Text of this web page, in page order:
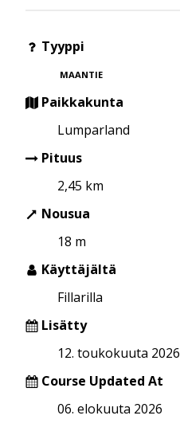
Tyyppi
MAANTIE
Paikkakunta
Lumparland
Pituus
2,45 km
Nousua
18 m
Käyttäjältä
Fillarilla
Lisätty
12. toukokuuta 2026
Course Updated At
06. elokuuta 2026